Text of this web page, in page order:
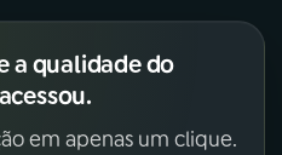
a qualidade do
em apenas um clique.